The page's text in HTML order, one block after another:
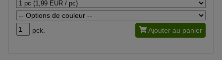
pck. Ajouter au panier